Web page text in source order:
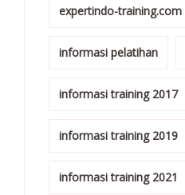
expertindo-training.com
informasi pelatihan
informasi training 2017
informasi training 2019
informasi training 2021